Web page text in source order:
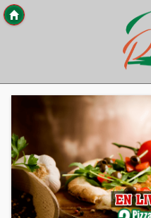
Copyright 2013 Des-Click Com